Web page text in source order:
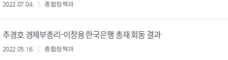
2022.07.04. 종합정책과
추경호 경제부총리-이창용 한국은행 총재 회동 결과
2022.05.16. 종합정책과